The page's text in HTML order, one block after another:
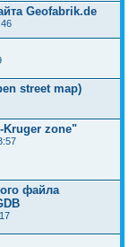
Geofabrik.de
street map)
Kruger zone"
файла